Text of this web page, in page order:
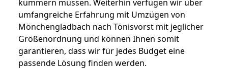
kümmern müssen. Weiterhin verfügen wir über
umfangreiche Erfahrung mit Umzügen von
Mönchengladbach nach Tönisvorst mit jeglicher
Größenordnung und können Ihnen somit
garantieren, dass wir für jedes Budget eine
passende Lösung finden werden.